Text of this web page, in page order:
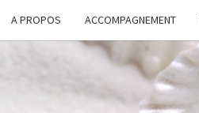
A PROPOS ACCOMPAGNEMENT